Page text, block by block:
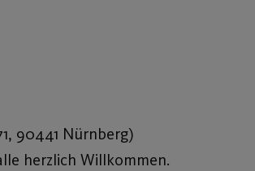
90441 Nürnberg)
herzlich Willkommen.